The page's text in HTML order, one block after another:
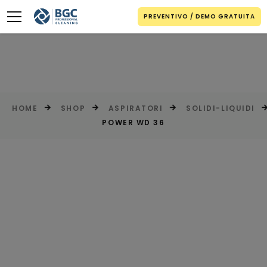
PREVENTIVO / DEMO GRATUITA
HOME SHOP ASPIRATORI
SOLIDI-LIQUIDI
POWER WD 36